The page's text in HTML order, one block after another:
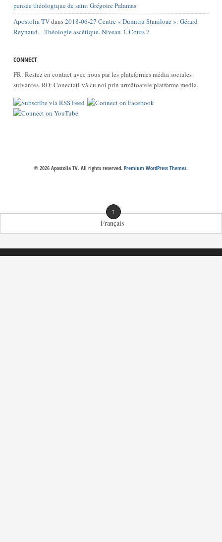
pensée théologique de saint Grégoire Palamas
Apostolia TVdans2018-06-27 Centre « Dumitru Staniloae »: Gérard
Reynaud – Théologie ascétique. Niveau 3. Cours 7
CONNECT
FR: Restez en contact avec nous par les plateformes média sociales
suivantes. RO: Conectați-vă cu noi prin următoarele platforme media.
© 2026 Apostolia TV. All rights reserved.Premium WordPress Themes.
↑
Français